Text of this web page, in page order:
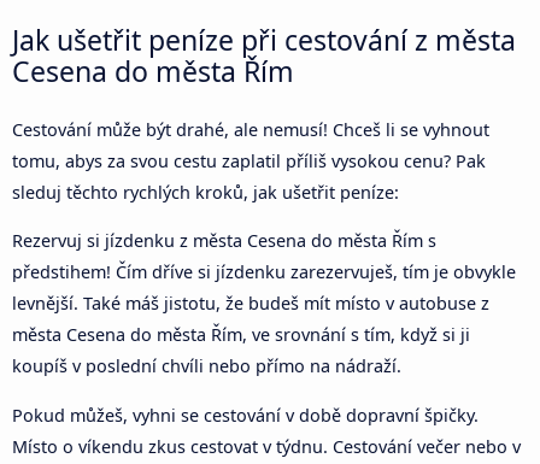
Jak ušetřit peníze při cestování z města
Cesena do města Řím
Cestování může být drahé, ale nemusí! Chceš li se vyhnout
tomu, abys za svou cestu zaplatil příliš vysokou cenu? Pak
sleduj těchto rychlých kroků, jak ušetřit peníze:
Rezervuj si jízdenku z města Cesena do města Řím s
předstihem! Čím dříve si jízdenku zarezervuješ, tím je obvykle
levnější. Také máš jistotu, že budeš mít místo v autobuse z
města Cesena do města Řím, ve srovnání s tím, když si ji
koupíš v poslední chvíli nebo přímo na nádraží.
Pokud můžeš, vyhni se cestování v době dopravní špičky.
Místo o víkendu zkus cestovat v týdnu. Cestování večer nebo v